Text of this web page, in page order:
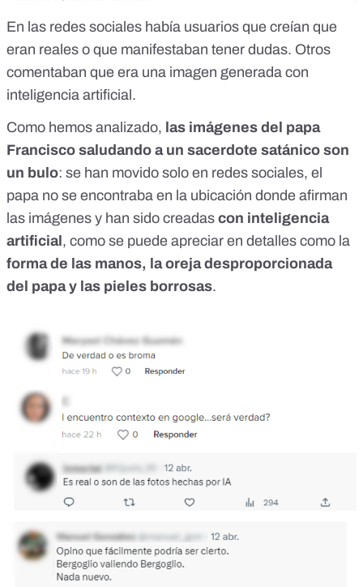
En las redes sociales había usuarios que creían que
eran reales o que manifestaban tener dudas. Otros
comentaban que era una imagen generada con
inteligencia artificial.
Como hemos analizado, las imágenes del papa
Francisco saludando a un sacerdote satánico son
un bulo: se han movido solo en redes sociales, el
papa no se encontraba en la ubicación donde afirman
las imágenes y han sido creadas con inteligencia
artificial , como se puede apreciar en detalles como la
forma de las manos, la oreja desproporcionada
del papa y las pieles borrosas.